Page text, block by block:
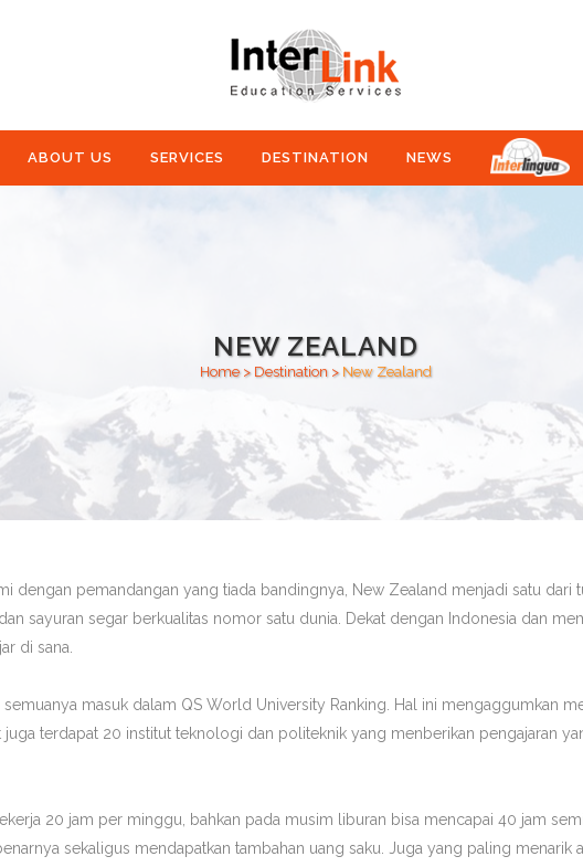
ABOUT US SERVICES DESTINATION NEWS
NEW ZEALAND
Home> Destination > New Zealand
dengan pemandangan yang tiada bandingnya, New Zealand menjadi satu dari
sayuran segar berkualitas nomor satu dunia. Dekat dengan Indonesia dan
di sana.
masuk dalam QS World University Ranking. Hal ini mengaggumkan
juga terdapat 20 institut teknologi dan politeknik yang menberikan pengajaran
20 jam per minggu, bahkan pada musim liburan bisa mencapai 40 jam
sekaligus mendapatkan tambahan uang saku. Juga yang paling menarik